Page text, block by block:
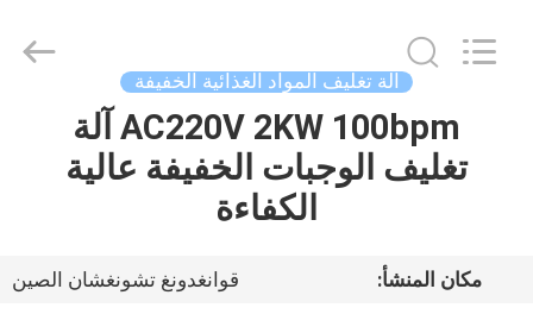
معلومات
EQUIPMENT
آلة تغليف المواد الغذائية الخفيفة
AC220V 2KW 100bpm آلة
تغليف الوجبات الخفيفة عالية
الكفاءة
مكان المنشأ:
قوانغدونغ تشونغشان الصين